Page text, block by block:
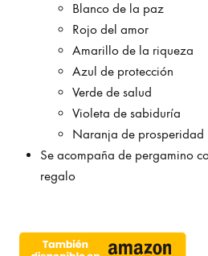
Blanco de la paz
Rojo del amor
Amarillo de la riqueza
Azul de protección
Verde de salud
Violeta de sabiduría
Naranja de prosperidad
Se acompaña de pergamino
regalo